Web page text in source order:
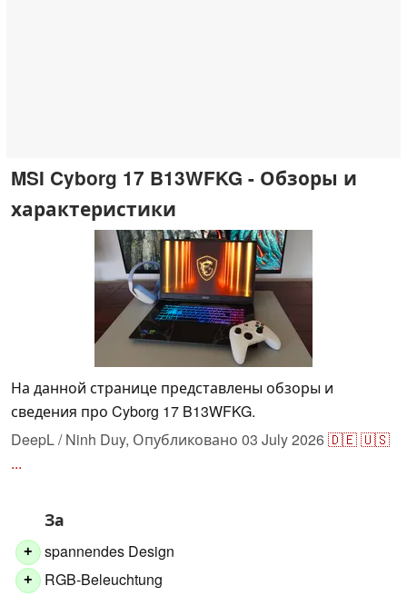
MSI Cyborg 17 B13WFKG - Обзоры и
характеристики
На данной странице представлены обзоры и
сведения про Cyborg 17 B13WFKG.
DeepL / Ninh Duy, Опубликовано 03 July 2026🇩🇪🇺🇸
...
За
+ spannendes Design
+ RGB-Beleuchtung